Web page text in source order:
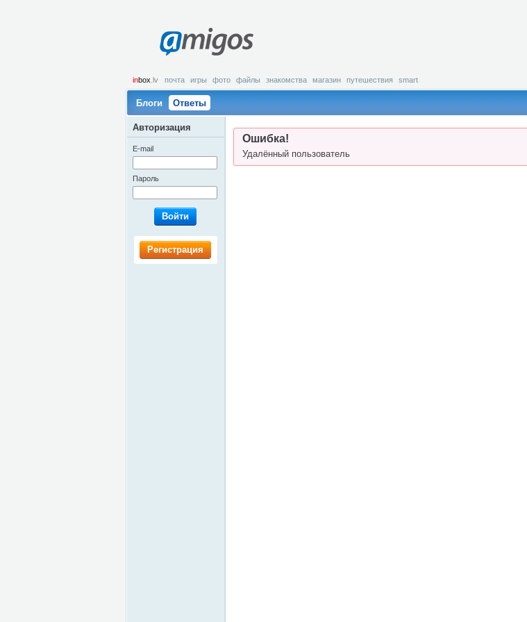
amigos
inbox .lv почта игры фото файлы знакомства магазин путешествия smart
Блоги Ответы
Ошибка!
Удалённый пользователь
Авторизация
E-mail
Пароль
Войти
Регистрация